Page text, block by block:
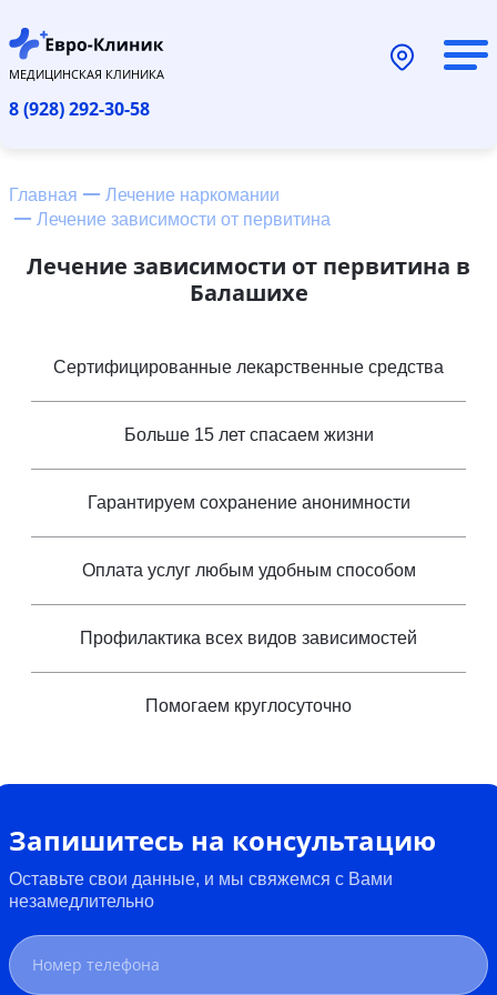
МЕДИЦИНСКАЯ КЛИНИКА
8 (928) 292-30-58
Главная
Лечение наркомании
Лечение зависимости от первитина
Лечение зависимости от первитина в
Балашихе
Сертифицированные лекарственные средства
Больше 15 лет спасаем жизни
Гарантируем сохранение анонимности
Оплата услуг любым удобным способом
Профилактика всех видов зависимостей
Помогаем круглосуточно
Запишитесь на консультацию
Оставьте свои данные, и мы свяжемся с Вами
незамедлительно